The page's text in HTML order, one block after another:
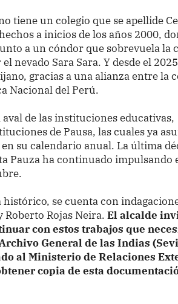
tiene un colegio que se apellide
a inicios de los años 2000,
a un cóndor que sobrevuela la
nevado Sara Sara. Y desde el
gracias a una alianza entre la
Nacional del Perú.
de las instituciones educativas,
de Pausa, las cuales ya
su calendario anual. La última
Pauza ha continuado impulsando
se cuenta con
Roberto Rojas Neira.El alcalde
con estos trabajos que
General de las Indias
al Ministerio de Relaciones
copia de esta